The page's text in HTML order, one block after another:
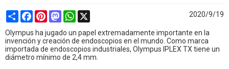
ShareFacebookPinterestMastodonWhatsApp 2020/9/19
Olympus ha jugado un papel extremadamente importante en la
invención y creación de endoscopios en el mundo. Como marca
importada de endoscopios industriales, Olympus IPLEX TX tiene un
diámetro mínimo de 2,4 mm.